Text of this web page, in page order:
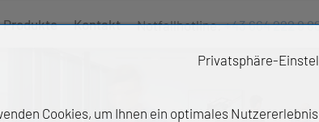
Produkte Kontakt Notfallhotline:+43 664 222 9
Privatsphäre-
Cookies, um Ihnen ein optimales